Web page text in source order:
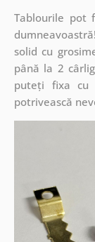
Tablourile pot
solid cu
până la 2
puteți fixa cu
potrivească